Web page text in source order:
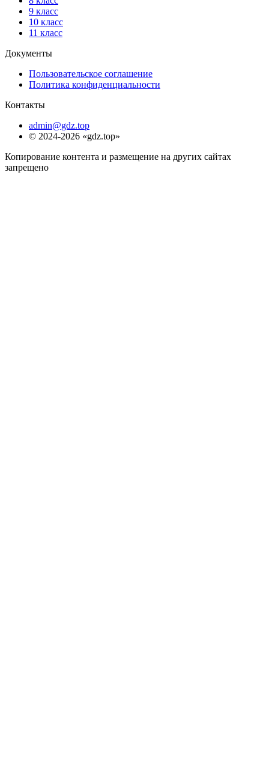
9 класс
10 класс
11 класс
Документы
Пользовательское соглашение
Политика конфиденциальности
Контакты
admin@gdz.top
© 2024-2026 «gdz.top»
Копирование контента и размещение на других сайтах
запрещено